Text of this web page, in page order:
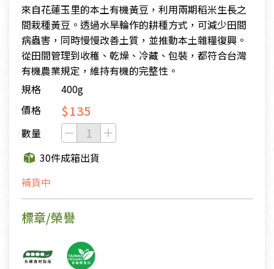
來自花蓮玉里的本土有機黃豆，利用兩期稻米生長之
間栽種黃豆。透過水旱輪作的耕種方式，可減少田間
病蟲害，同時慢慢改善土質，並推動本土雜糧復興。
從田間管理到收穫、乾燥、冷藏、包裝，都符合台灣
有機農業規定，維持有機的完整性。
規格
400g
價格
$135
數量
30件成箱出貨
補貨中
標章/榮譽